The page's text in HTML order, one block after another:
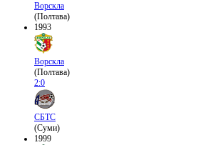
Ворскла
(Полтава)
1993
Ворскла
(Полтава)
2:0
СБТС
(Суми)
1999